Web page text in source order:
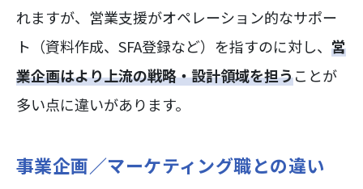
れますが、営業支援がオペレーション的なサポー
ト（資料作成、SFA登録など）を指すのに対し、 営
業企画はより上流の戦略・設計領域を担うことが
多い点に違いがあります。
事業企画／マーケティング職との違い